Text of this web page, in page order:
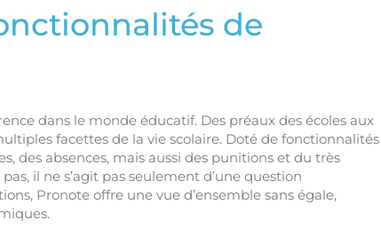
de
dans le monde éducatif. Des préaux des écoles aux
facettes de la vie scolaire. Doté de fonctionnalités
des absences, mais aussi des punitions et du très
il ne s’agit pas seulement d’une question
Pronote offre une vue d’ensemble sans égale,